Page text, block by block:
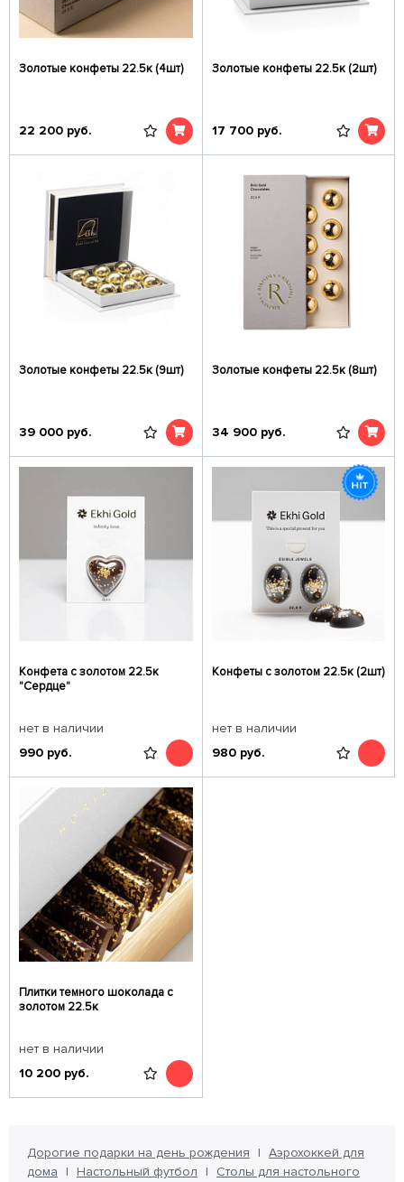
Золотые конфеты 22.5к (4шт)
22 200 руб.
Золотые конфеты 22.5к (2шт)
17 700 руб.
Золотые конфеты 22.5к (9шт)
39 000 руб.
Золотые конфеты 22.5к (8шт)
34 900 руб.
Конфета с золотом 22.5к
"Сердце"
нет в наличии
990 руб.
Конфеты с золотом 22.5к (2шт)
нет в наличии
980 руб.
Плитки темного шоколада с
золотом 22.5к
нет в наличии
10 200 руб.
Дорогие подарки на день рождения
Аэрохоккей для
дома
Настольный футбол
Столы для настольного